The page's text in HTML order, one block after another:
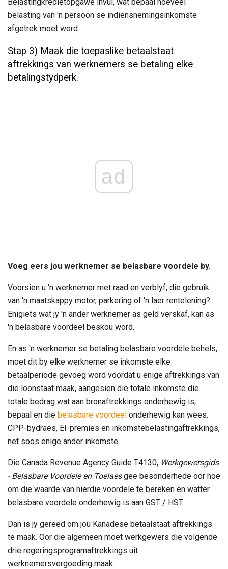
belasting van 'n persoon se indiensnemingsinkomste
afgetrek moet word.
Stap 3) Maak die toepaslike betaalstaat
aftrekkings van werknemers se betaling elke
betalingstydperk.
ad
Voeg eers jou werknemer se belasbare voordele by.
Voorsien u 'n werknemer met raad en verblyf, die gebruik
van 'n maatskappy motor, parkering of 'n laer rentelening?
Enigiets wat jy 'n ander werknemer as geld verskaf, kan as
'n belasbare voordeel beskou word.
En as 'n werknemer se betaling belasbare voordele behels,
moet dit by elke werknemer se inkomste elke
betaalperiode gevoeg word voordat u enige aftrekkings van
die loonstaat maak, aangesien die totale inkomste die
totale bedrag wat aan bronaftrekkings onderhewig is,
bepaal en die belasbare voordeel onderhewig kan wees.
CPP-bydraes, EI-premies en inkomstebelastingaftrekkings,
net soos enige ander inkomste.
Die Canada Revenue Agency Guide T4130, Werkgewersgids
- Belasbare Voordele en Toelaesgee besonderhede oor hoe
om die waarde van hierdie voordele te bereken en watter
belasbare voordele onderhewig is aan GST / HST.
Dan is jy gereed om jou Kanadese betaalstaat aftrekkings
te maak. Oor die algemeen moet werkgewers die volgende
drie regeringsprogramaftrekkings uit
werknemersvergoeding maak: